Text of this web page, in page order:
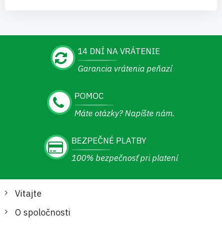
14 DNÍ NA VRÁTENIE
Garancia vrátenia peňazí
POMOC
Máte otázky? Napíšte nám.
BEZPEČNÉ PLATBY
100% bezpečnosť pri platení
Vitajte
O spoločnosti